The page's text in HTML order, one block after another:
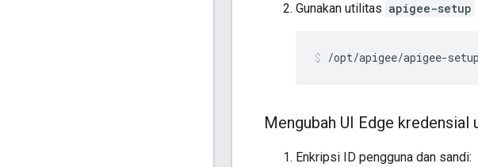
Gunakan utilitas apigee-setup
/opt/apigee/apigee-
Mengubah UI Edge kredensial
Enkripsi ID pengguna dan sandi: